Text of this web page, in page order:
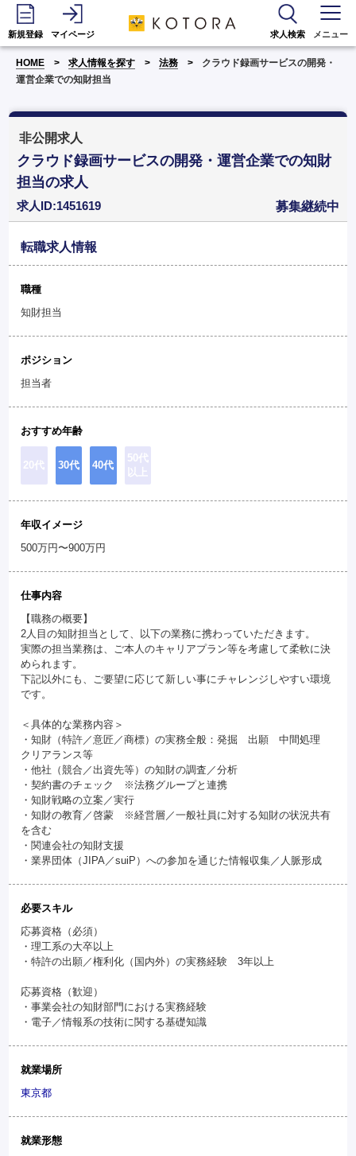
新規登録 マイページ 求人検索 メニュー
HOME 求人情報を探す 法務
クラウド録画サービスの開発・
運営企業での知財担当
非公開求人
クラウド録画サービスの開発・運営企業での知財
担当の求人
求人ID:1451619 募集継続中
転職求人情報
職種
知財担当
ポジション
担当者
おすすめ年齢
20代 30代 40代
50代
以上
年収イメージ
500万円〜900万円
仕事内容
【職務の概要】
2人目の知財担当として、以下の業務に携わっていただきます。
実際の担当業務は、ご本人のキャリアプラン等を考慮して柔軟に決
められます。
下記以外にも、ご要望に応じて新しい事にチャレンジしやすい環境
です。
＜具体的な業務内容＞
・知財（特許／意匠／商標）の実務全般：発掘 出願 中間処理
クリアランス等
・他社（競合／出資先等）の知財の調査／分析
・契約書のチェック ※法務グループと連携
・知財戦略の立案／実行
・知財の教育／啓蒙 ※経営層／一般社員に対する知財の状況共有
を含む
・関連会社の知財支援
・業界団体（JIPA／suiP）への参加を通じた情報収集／人脈形成
必要スキル
応募資格（必須）
・理工系の大卒以上
・特許の出願／権利化（国内外）の実務経験 3年以上
応募資格（歓迎）
・事業会社の知財部門における実務経験
・電子／情報系の技術に関する基礎知識
就業場所
東京都
就業形態